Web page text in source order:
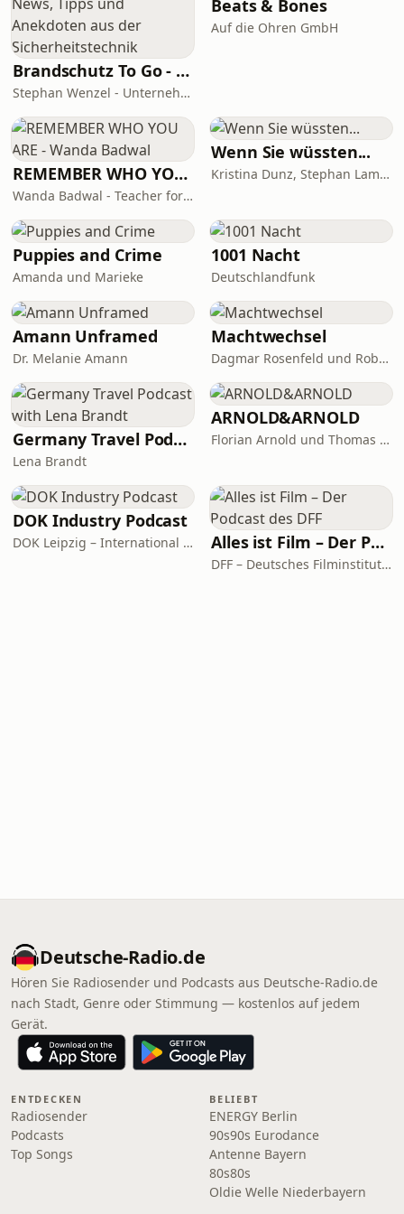
Führungskräfte unter öffentlichem
Druck Verantwortung tragen, geht es
um kommunikative
Herausforderungen – aus ihrer
persönlichen Veran
Brandschutz To Go - News, Tipps und Anekdoten aus der Sicherheitstechnik
Stephan Wenzel - Unternehmensberatung zur DIN 14675 Zertifizierung
Beats & Bones
Auf die Ohren GmbH
REMEMBER WHO YOU ARE - Wanda Badwal
Wanda Badwal - Teacher for Yoga & Meditation, Author, Speaker
Wenn Sie wüssten...
Kristina Dunz, Stephan Lamby und Eva Quadbeck
Puppies and Crime
Amanda und Marieke
1001 Nacht
Deutschlandfunk
Amann Unframed
Dr. Melanie Amann
Machtwechsel
Dagmar Rosenfeld und Robin Alexander
Germany Travel Podcast with Lena Brandt
Lena Brandt
ARNOLD&ARNOLD
Florian Arnold und Thomas Arnold
DOK Industry Podcast
DOK Leipzig – International Leipzig Festival for Documentary and Animated Film Alles ist Film – Der Podcast des DFF
DFF – Deutsches Filminstitut & Filmmuseum
Deutsche-Radio.de
Hören Sie Radiosender und Podcasts aus Deutsche-Radio.de
nach Stadt, Genre oder Stimmung — kostenlos auf jedem
Gerät.
ENTDECKEN
Radiosender
Podcasts
Top Songs
BELIEBT
ENERGY Berlin
90s90s Eurodance
Antenne Bayern
80s80s
Oldie Welle Niederbayern